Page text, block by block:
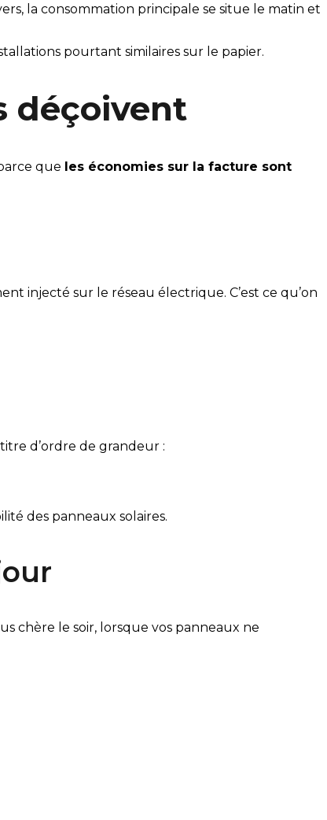
la consommation principale se situe le matin et
pourtant similaires sur le papier.
déçoivent
que les économies sur la facture sont
injecté sur le réseau électrique. C’est ce qu’on
d’ordre de grandeur :
des panneaux solaires.
chère le soir, lorsque vos panneaux ne